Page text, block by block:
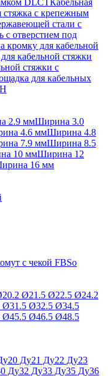
DLCT
Кабельная
стяжка с крепежным
стали с
с отверстием под
кромку для кабельной
кабельной стяжки
стяжки с
для кабельных
2.9 ммШирина 3.0
4.6 ммШирина 4.8
7.9 ммШирина 8.5
10 ммШирина 12
16 мм
с чекой FBSo
20.2 Ø21.5 Ø22.5 Ø24.2
Ø31.5 Ø32.5 Ø34.5
Ø45.5 Ø46.5 Ø48.5
20 Ду21 Ду22 Ду23
Ду32 Ду33 Ду35 Ду36